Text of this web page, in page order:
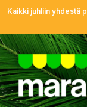
Kaikki juhliin yhdestä